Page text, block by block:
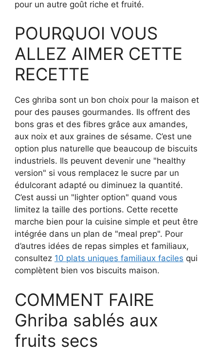
pour un autre goût riche et fruité.
POURQUOI VOUS
ALLEZ AIMER CETTE
RECETTE
Ces ghriba sont un bon choix pour la maison et
pour des pauses gourmandes. Ils offrent des
bons gras et des fibres grâce aux amandes,
aux noix et aux graines de sésame. C’est une
option plus naturelle que beaucoup de biscuits
industriels. Ils peuvent devenir une "healthy
version" si vous remplacez le sucre par un
édulcorant adapté ou diminuez la quantité.
C’est aussi un "lighter option" quand vous
limitez la taille des portions. Cette recette
marche bien pour la cuisine simple et peut être
intégrée dans un plan de "meal prep". Pour
d’autres idées de repas simples et familiaux,
consultez 10 plats uniques familiaux faciles qui
complètent bien vos biscuits maison.
COMMENT FAIRE
Ghriba sablés aux
fruits secs